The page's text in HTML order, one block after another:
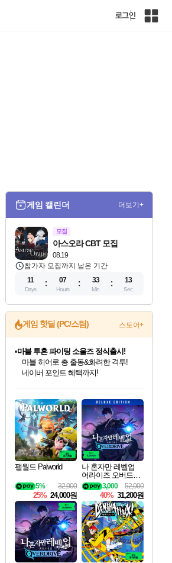
로그인
인
게임 캘린더 더보기+
모집
08.19
아스오라 CBT 모집
참가자 모집까지 남은 기간
11
Days
07
Hours
33
Min
12
Sec
게임 핫딜 (PC/스팀) 스토어+
최대 90% 할인가를 만나보세요!
네이버혜택과 함께 만나보세요!
50%할인&추가 적립까지!
마블 투혼 파이팅 소울즈 정식출시!
마블 히어로 총 출동&화려한 격투!
네이버 포인트 혜택까지!
귀무자: 검의 길 예약 판매 중!
10% 할인과
이니&베니 혜택까지!
네이버 혜택가와 함께 예약하세요!
할인&네이버혜택으로 만나보세요!
네이버페이 혜택과 만나보세요!
40주년 프로모션으로 만나보세요!
할인가에 만나보세요!
일부 에디션 상시 할인!
혜택으로 예약 판매 중
편안하게 충전하세요
팰월드 Palworld
32,000
5%
25% 24,000원
나 혼자만 레벨업
어라이즈 오버드라
이브 디럭스 에디션
Solo Leveling Arise
Overdrive Deluxe Edi
tion
52,000
3,000
40% 31,200원